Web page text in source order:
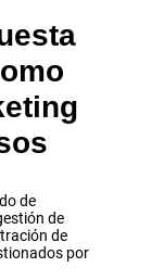
de
de
de
por